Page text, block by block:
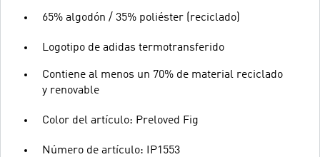
65% algodón / 35% poliéster (reciclado)
Logotipo de adidas termotransferido
Contiene al menos un 70% de material reciclado
y renovable
Color del artículo: Preloved Fig
Número de artículo: IP1553